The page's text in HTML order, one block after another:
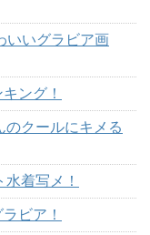
いいグラビア画
ング！
クールにキメる
着写メ！
ビア！